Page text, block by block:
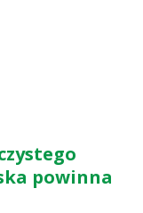
powinna